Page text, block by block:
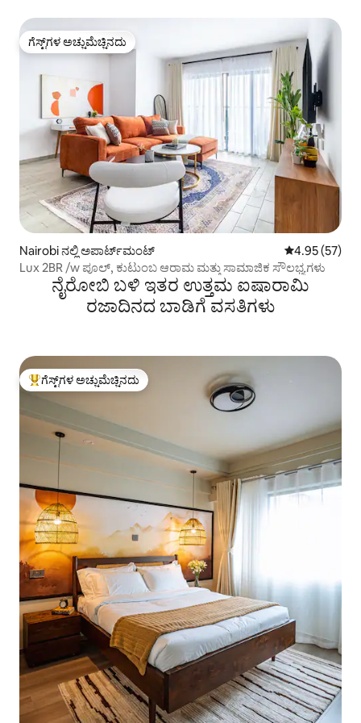
ಗೆಸ್ಟ್‌ಗಳ ಅಚ್ಚುಮೆಚ್ಚಿನದು
ಗೆಸ್ಟ್‌ಗಳ ಅಚ್ಚುಮೆಚ್ಚಿನದು
Nairobi ನಲ್ಲಿ ಅಪಾರ್ಟ್‌ಮಂಟ್ 5 ರಲ್ಲಿ 4.95
4.95 (57)
Lux 2BR /w ಪೂಲ್, ಕುಟುಂಬ ಆರಾಮ ಮತ್ತು ಸಾಮಾಜಿಕ ಸೌಲಭ್ಯಗಳು
ನೈರೋಬಿ ಬಳಿ ಇತರ ಉತ್ತಮ ಐಷಾರಾಮಿ
ರಜಾದಿನದ ಬಾಡಿಗೆ ವಸತಿಗಳು
ಗೆಸ್ಟ್‌ಗಳಿಗೆ ಅತಿ ಹೆಚ್ಚು ಅಚ್ಚುಮೆಚ್ಚಿನದು
ಗೆಸ್ಟ್‌ಗಳ ಅಚ್ಚುಮೆಚ್ಚಿನದು